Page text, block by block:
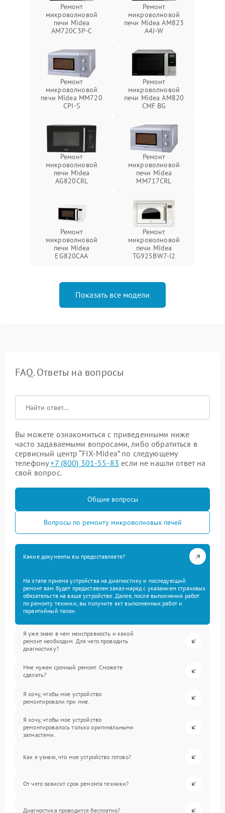
Ремонт
микроволновой
печи Midea
AM720C3P-C
Ремонт
микроволновой
печи Midea AM823
A4J-W
Ремонт
микроволновой
печи Midea MM720
CPI-S
Ремонт
микроволновой
печи Midea AM820
CMF BG
Ремонт
микроволновой
печи Midea
AG820CRL
Ремонт
микроволновой
печи Midea
MM717CRL
Ремонт
микроволновой
печи Midea
EG820CAA
Ремонт
микроволновой
печи Midea
TG925BW7-I2
Показать все модели
FAQ. Ответы на вопросы
Вы можете ознакомиться с приведенными ниже
часто задаваемыми вопросами, либо обратиться в
сервисный центр “FIX-Midea” по следующему
телефону+7 (800) 301-55-83 если не нашли ответ на
свой вопрос.
Общие вопросы
Вопросы по ремонту микроволновых печей
Какие документы вы предоставляете?
На этапе приема устройства на диагностику и последующий
ремонт вам будет предоставлен заказ-наряд с указанием страховых
обязательств на ваше устройство. Далее, после выполнения работ
по ремонту техники, вы получите акт выполненных работ и
гарантийный талон.
Я уже знаю в чем неисправность и какой
ремонт необходим. Для чего проводить
диагностику?
Мне нужен срочный ремонт. Сможете
сделать?
Я хочу, чтобы мое устройство
ремонтировали при мне.
Я хочу, чтобы мое устройство
ремонтировалось только оригинальными
запчастями.
Как я узнаю, что мое устройство готово?
От чего зависит срок ремонта техники?
Диагностика проводится бесплатно?